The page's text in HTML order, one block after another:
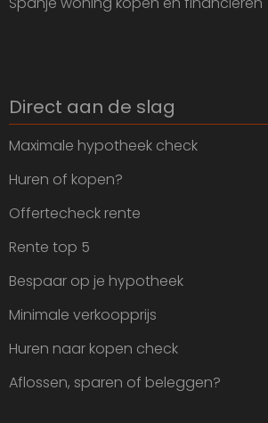
Direct aan de slag
Maximale hypotheek check
Huren of kopen?
Offertecheck rente
Rente top 5
Bespaar op je hypotheek
Minimale verkoopprijs
Huren naar kopen check
Aflossen, sparen of beleggen?